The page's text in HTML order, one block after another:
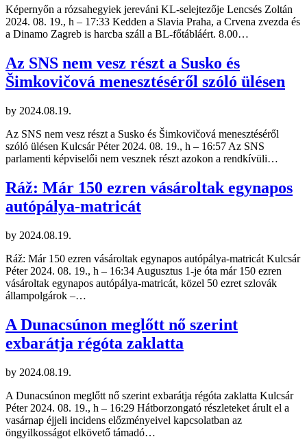
Képernyőn a rózsahegyiek jereváni KL-selejtezője Lencsés Zoltán
2024. 08. 19., h – 17:33 Kedden a Slavia Praha, a Crvena zvezda és
a Dinamo Zagreb is harcba száll a BL-főtábláért. 8.00…
Az SNS nem vesz részt a Susko és
Šimkovičová menesztéséről szóló ülésen
by 2024.08.19.
Az SNS nem vesz részt a Susko és Šimkovičová menesztéséről
szóló ülésen Kulcsár Péter 2024. 08. 19., h – 16:57 Az SNS
parlamenti képviselői nem vesznek részt azokon a rendkívüli…
Ráž: Már 150 ezren vásároltak egynapos
autópálya-matricát
by 2024.08.19.
Ráž: Már 150 ezren vásároltak egynapos autópálya-matricát Kulcsár
Péter 2024. 08. 19., h – 16:34 Augusztus 1-je óta már 150 ezren
vásároltak egynapos autópálya-matricát, közel 50 ezret szlovák
állampolgárok –…
A Dunacsúnon meglőtt nő szerint
exbarátja régóta zaklatta
by 2024.08.19.
A Dunacsúnon meglőtt nő szerint exbarátja régóta zaklatta Kulcsár
Péter 2024. 08. 19., h – 16:29 Hátborzongató részleteket árult el a
vasárnap éjjeli incidens előzményeivel kapcsolatban az
öngyilkosságot elkövető támadó…